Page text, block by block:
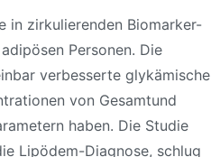
in zirkulierenden Biomarker-
Personen. Die
verbesserte glykämische
von Gesamtund
haben. Die Studie
Lipödem-Diagnose, schlug